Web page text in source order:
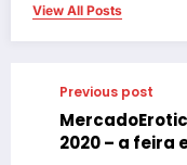
View All Posts
Previous post
2020 – a feira